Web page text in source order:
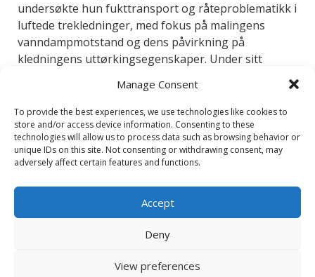
Manage Consent
To provide the best experiences, we use technologies like cookies to
store and/or access device information. Consenting to these
technologies will allow us to process data such as browsing behavior or
unique IDs on this site. Not consenting or withdrawing consent, may
adversely affect certain features and functions.
Accept
Deny
View preferences
undersøkte hun fukttransport og råteproblematikk i
luftede trekledninger, med fokus på malingens
vanndampmotstand og dens påvirkning på
kledningens uttørkingsegenskaper. Under sitt
utvekslingsår i Bologna, Italia utvidet hun sin faglige
horisont innen energieffektivisering,
livsløpsvurderinger og byplanlegging, samt sin
interesse for språk.
Katinka har også tilegnet seg verdifull innsikt i
byggeprosessen og prosjektgjennomføring gjennom
emner i produksjonsledelse og gjennom sommerjobb
hos entreprenør. Hennes nysgjerrighet og eventyrlyst
driver henne til kontinuerlig å søke læring. Og så har